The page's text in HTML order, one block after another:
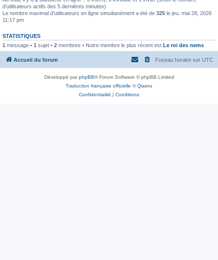
d’utilisateurs actifs des 5 dernières minutes)
Le nombre maximal d’utilisateurs en ligne simultanément a été de 325 le jeu. mai 28, 2026
11:17 pm
STATISTIQUES
1 message • 1 sujet • 2 membres • Notre membre le plus récent est Le roi des nems
Accueil du forum Fuseau horaire sur UTC
Développé parphpBB® Forum Software © phpBB Limited
Traduction française officielle ©Qiaeru
Confidentialité | Conditions